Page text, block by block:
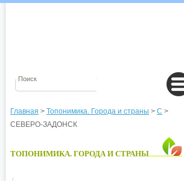
Главная > Топонимика. Города и страны > С >
СЕВЕРО-ЗАДОНСК
ТОПОНИМИКА. ГОРОДА И СТРАНЫ